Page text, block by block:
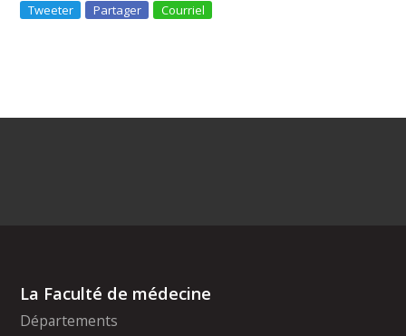
Tweeter Partager Courriel
La Faculté de médecine
Départements